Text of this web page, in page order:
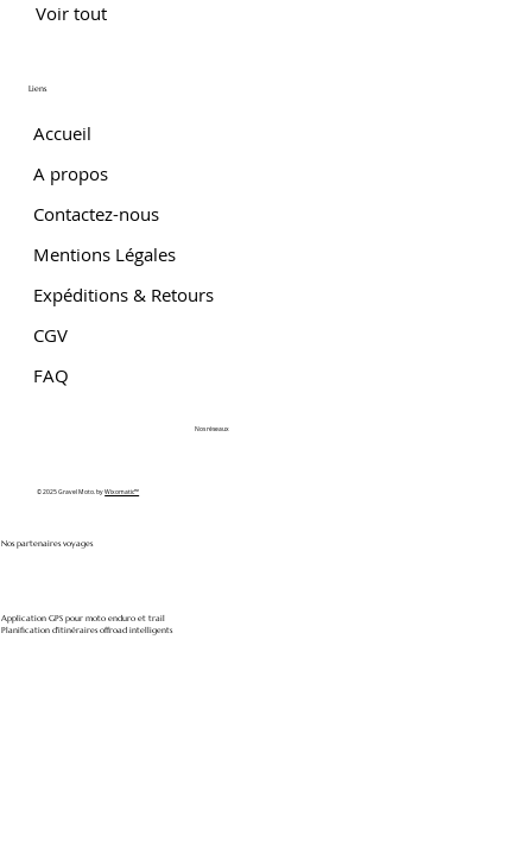
Voir tout
Liens
Accueil
A propos
Contactez-nous
Mentions Légales
Expéditions & Retours
CGV
FAQ
Nos partenaires voyages
Application GPS pour moto enduro et trail
Planification d'itinéraires offroad intelligents
© 2025 Gravel Moto. byWixomatic™
Nos réseaux